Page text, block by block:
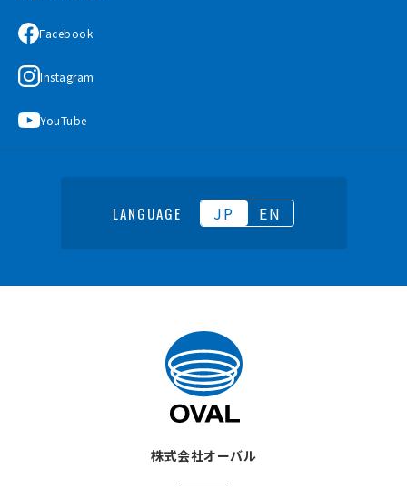
Facebook
Instagram
YouTube
LANGUAGE JP EN
株式会社オーバル